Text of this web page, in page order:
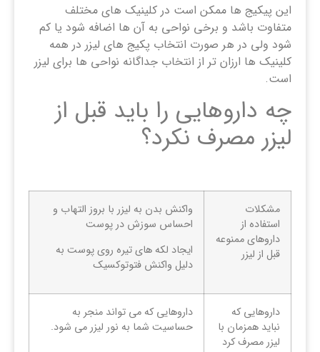
این پیکیج ها ممکن است در کلینیک های مختلف
متفاوت باشد و برخی نواحی به آن ها اضافه شود یا کم
شود ولی در هر صورت انتخاب پکیج های لیزر در همه
کلینیک ها ارزان تر از انتخاب جداگانه نواحی ها برای لیزر
است.
چه داروهایی را باید قبل از
لیزر مصرف نکرد؟
مشکلات
استفاده از
داروهای ممنوعه
قبل از لیزر
واکنش بدن به لیزر با بروز التهاب و
احساس سوزش در پوست
ایجاد لکه های تیره روی پوست به
دلیل واکنش فتوتوکسیک
داروهایی که
نباید همزمان با
لیزر مصرف کرد
داروهایی که می تواند منجر به
حساسیت شما به نور لیزر می شود.